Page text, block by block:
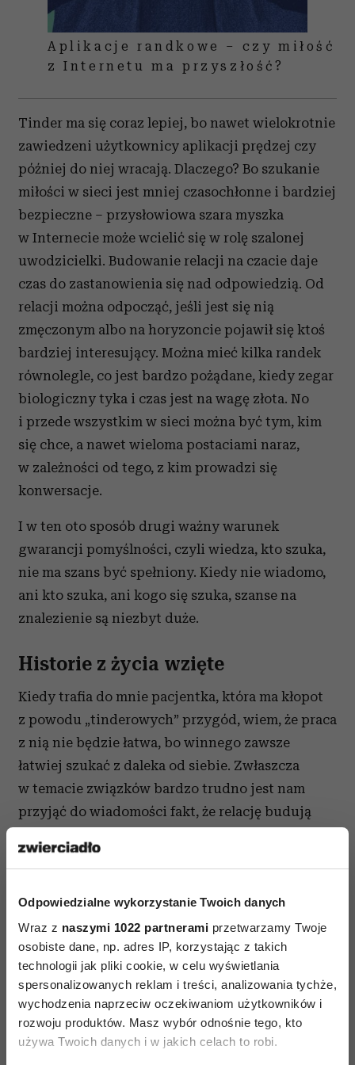
Odpowiedzialne wykorzystanie Twoich danych
Wraz z naszymi 1022 partnerami przetwarzamy Twoje
osobiste dane, np. adres IP, korzystając z takich
technologii jak pliki cookie, w celu wyświetlania
spersonalizowanych reklam i treści, analizowania tychże,
wychodzenia naprzeciw oczekiwaniom użytkowników i
rozwoju produktów. Masz wybór odnośnie tego, kto
używa Twoich danych i w jakich celach to robi.
Aplikacje randkowe – czy miłość
z Internetu ma przyszłość?
Tinder ma się coraz lepiej, bo nawet wielokrotnie
zawiedzeni użytkownicy aplikacji prędzej czy
później do niej wracają. Dlaczego? Bo szukanie
miłości w sieci jest mniej czasochłonne i bardziej
bezpieczne – przysłowiowa szara myszka
w Internecie może wcielić się w rolę szalonej
uwodzicielki. Budowanie relacji na czacie daje
czas do zastanowienia się nad odpowiedzią. Od
relacji można odpocząć, jeśli jest się nią
zmęczonym albo na horyzoncie pojawił się ktoś
bardziej interesujący. Można mieć kilka randek
równolegle, co jest bardzo pożądane, kiedy zegar
biologiczny tyka i czas jest na wagę złota. No
i przede wszystkim w sieci można być tym, kim
się chce, a nawet wieloma postaciami naraz,
w zależności od tego, z kim prowadzi się
konwersacje.
I w ten oto sposób drugi ważny warunek
gwarancji pomyślności, czyli wiedza, kto szuka,
nie ma szans być spełniony. Kiedy nie wiadomo,
ani kto szuka, ani kogo się szuka, szanse na
znalezienie są niezbyt duże.
Historie z życia wzięte
Kiedy trafia do mnie pacjentka, która ma kłopot
z powodu „tinderowych” przygód, wiem, że praca
z nią nie będzie łatwa, bo winnego zawsze
łatwiej szukać z daleka od siebie. Zwłaszcza
w temacie związków bardzo trudno jest nam
przyjąć do wiadomości fakt, że relację budują
w takim samym stopniu odpowiedzialni. Na
przede wszystkim nasze, bo intencji partnera nie
znamy, dopóki nam ich nie wyjawi.
Ania. Śliczna 43-latka, w pracy same sukcesy,
nigdy nie była w poważnym związku, nie miała
na to czasu zajęta karierą zawodową. Aplikację
Tindera zainstalowała pół roku temu. Nie jest